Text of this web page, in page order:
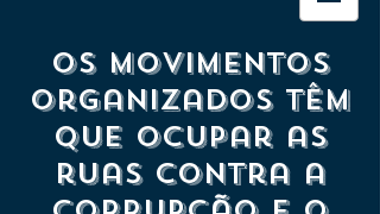
Os movimentos
organizados têm
que ocupar as
ruas contra a